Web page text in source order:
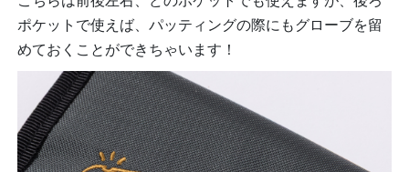
ポケットで使えば、パッティングの際にもグローブを留
めておくことができちゃいます！